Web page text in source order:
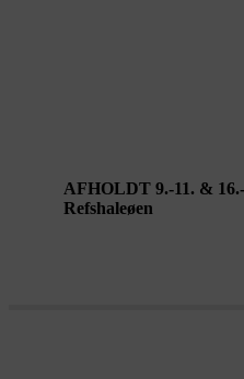
AFHOLDT 9.-11. &
Refshaleøen